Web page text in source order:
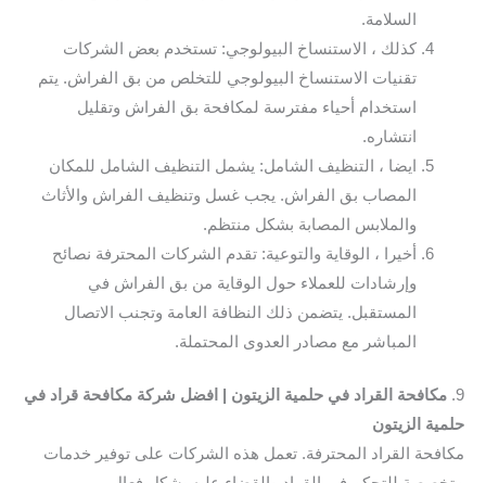
السلامة.
كذلك ، الاستنساخ البيولوجي: تستخدم بعض الشركات
تقنيات الاستنساخ البيولوجي للتخلص من بق الفراش. يتم
استخدام أحياء مفترسة لمكافحة بق الفراش وتقليل
انتشاره.
ايضا ، التنظيف الشامل: يشمل التنظيف الشامل للمكان
المصاب بق الفراش. يجب غسل وتنظيف الفراش والأثاث
والملابس المصابة بشكل منتظم.
أخيرا ، الوقاية والتوعية: تقدم الشركات المحترفة نصائح
وإرشادات للعملاء حول الوقاية من بق الفراش في
المستقبل. يتضمن ذلك النظافة العامة وتجنب الاتصال
المباشر مع مصادر العدوى المحتملة.
9. مكافحة القراد في حلمية الزيتون | افضل شركة مكافحة قراد في
حلمية الزيتون
مكافحة القراد المحترفة. تعمل هذه الشركات على توفير خدمات